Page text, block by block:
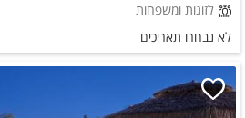
לזוגות ומשפחות
לא נבחרו תאריכים